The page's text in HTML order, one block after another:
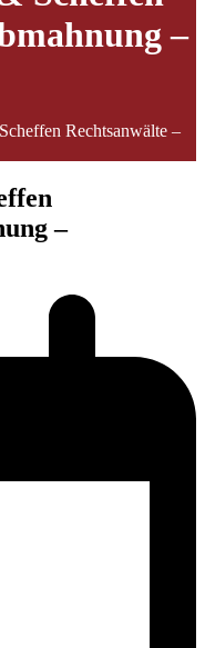
–
Rechtsanwälte –
–